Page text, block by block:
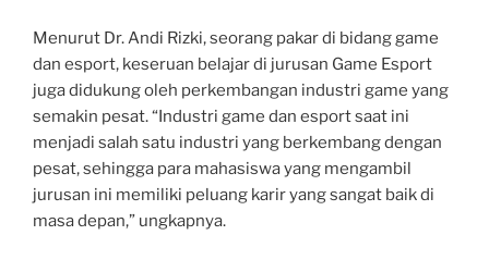
Menurut Dr. Andi Rizki, seorang pakar di bidang game
dan esport, keseruan belajar di jurusan Game Esport
juga didukung oleh perkembangan industri game yang
semakin pesat. “Industri game dan esport saat ini
menjadi salah satu industri yang berkembang dengan
pesat, sehingga para mahasiswa yang mengambil
jurusan ini memiliki peluang karir yang sangat baik di
masa depan,” ungkapnya.